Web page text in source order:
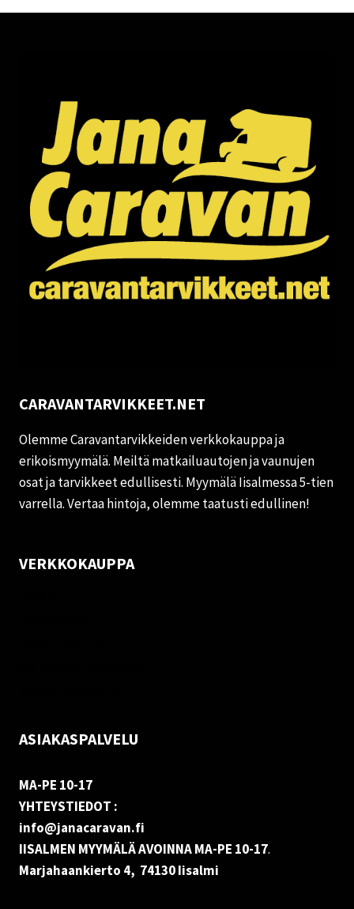
CARAVANTARVIKKEET.NET
Olemme Caravantarvikkeiden verkkokauppa ja
erikoismyymälä. Meiltä matkailuautojen ja vaunujen
osat ja tarvikkeet edullisesti. Myymälä Iisalmessa 5-tien
varrella. Vertaa hintoja, olemme taatusti edullinen!
VERKKOKAUPPA
ASIAKASPALVELU
MA-PE 10-17
YHTEYSTIEDOT :
info@janacaravan.fi
IISALMEN MYYMÄLÄ AVOINNA MA-PE 10-17.
Marjahaankierto 4, 74130 Iisalmi